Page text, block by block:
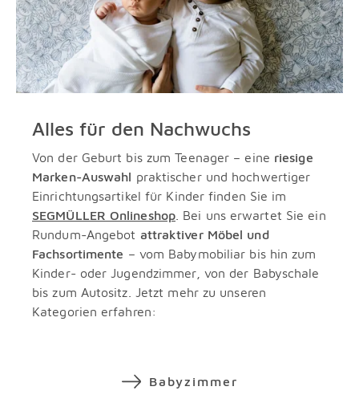
Alles für den Nachwuchs
Von der Geburt bis zum Teenager – eine riesige
Marken-Auswahl praktischer und hochwertiger
Einrichtungsartikel für Kinder finden Sie im
SEGMÜLLER Onlineshop . Bei uns erwartet Sie ein
Rundum-Angebot attraktiver Möbel und
Fachsortimente – vom Babymobiliar bis hin zum
Kinder- oder Jugendzimmer, von der Babyschale
bis zum Autositz. Jetzt mehr zu unseren
Kategorien erfahren:
Babyzimmer